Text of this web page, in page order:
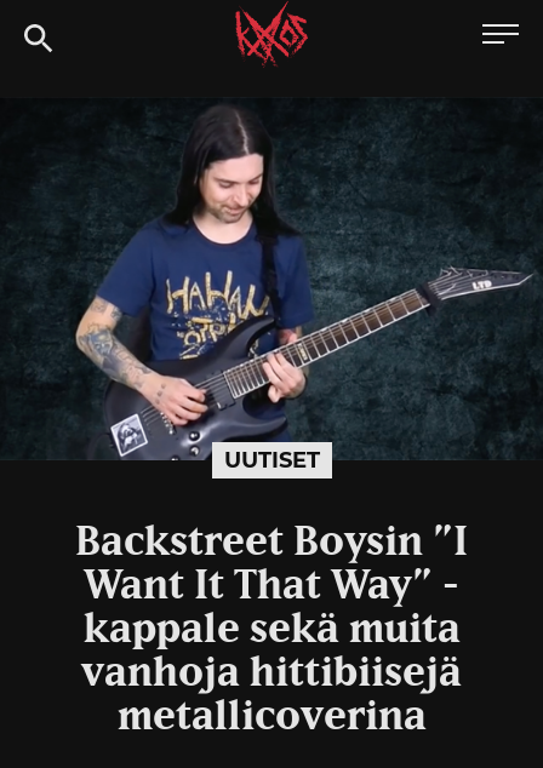
Siirry
suoraan
Kaaoszine
UUTISET
Backstreet Boysin ”I
Want It That Way” -
kappale sekä muita
vanhoja hittibiisejä
metallicoverina